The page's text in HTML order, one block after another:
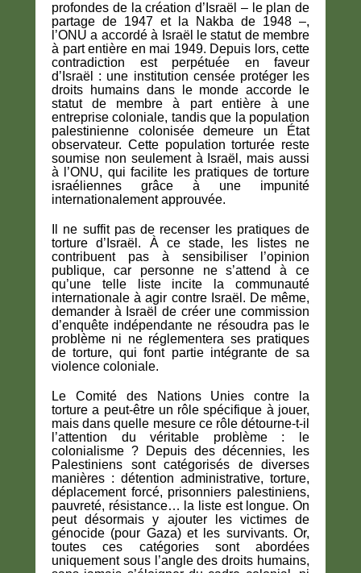
profondes de la création d’Israël – le plan de
partage de 1947 et la Nakba de 1948 –,
l’ONU a accordé à Israël le statut de membre
à part entière en mai 1949. Depuis lors, cette
contradiction est perpétuée en faveur
d’Israël : une institution censée protéger les
droits humains dans le monde accorde le
statut de membre à part entière à une
entreprise coloniale, tandis que la population
palestinienne colonisée demeure un État
observateur. Cette population torturée reste
soumise non seulement à Israël, mais aussi
à l’ONU, qui facilite les pratiques de torture
israéliennes grâce à une impunité
internationalement approuvée.
Il ne suffit pas de recenser les pratiques de
torture d’Israël. À ce stade, les listes ne
contribuent pas à sensibiliser l’opinion
publique, car personne ne s’attend à ce
qu’une telle liste incite la communauté
internationale à agir contre Israël. De même,
demander à Israël de créer une commission
d’enquête indépendante ne résoudra pas le
problème ni ne réglementera ses pratiques
de torture, qui font partie intégrante de sa
violence coloniale.
Le Comité des Nations Unies contre la
torture a peut-être un rôle spécifique à jouer,
mais dans quelle mesure ce rôle détourne-t-il
l’attention du véritable problème : le
colonialisme ? Depuis des décennies, les
Palestiniens sont catégorisés de diverses
manières : détention administrative, torture,
déplacement forcé, prisonniers palestiniens,
pauvreté, résistance… la liste est longue. On
peut désormais y ajouter les victimes de
génocide (pour Gaza) et les survivants. Or,
toutes ces catégories sont abordées
uniquement sous l’angle des droits humains,